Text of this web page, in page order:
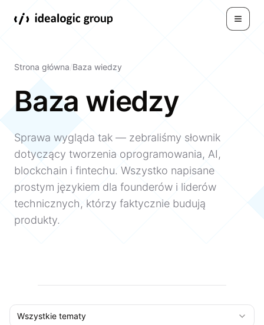
Strona główna/Baza wiedzy
Baza wiedzy
Sprawa wygląda tak — zebraliśmy słownik
dotyczący tworzenia oprogramowania, AI,
blockchain i fintechu. Wszystko napisane
prostym językiem dla founderów i liderów
technicznych, którzy faktycznie budują
produkty.
Wszystkie tematy